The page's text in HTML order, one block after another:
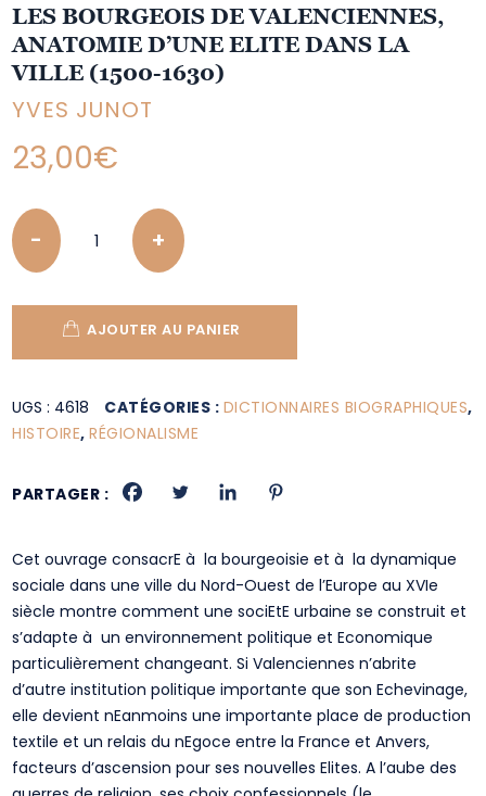
LES BOURGEOIS DE VALENCIENNES,
ANATOMIE D’UNE ELITE DANS LA
VILLE (1500-1630)
YVES JUNOT
23,00€
Quantity
AJOUTER AU PANIER
UGS : 4618 CATÉGORIES : DICTIONNAIRES BIOGRAPHIQUES,
HISTOIRE,RÉGIONALISME
PARTAGER :
Cet ouvrage consacrE à la bourgeoisie et à la dynamique
sociale dans une ville du Nord-Ouest de l’Europe au XVIe
siècle montre comment une sociEtE urbaine se construit et
s’adapte à un environnement politique et Economique
particulièrement changeant. Si Valenciennes n’abrite
d’autre institution politique importante que son Echevinage,
elle devient nEanmoins une importante place de production
textile et un relais du nEgoce entre la France et Anvers,
facteurs d’ascension pour ses nouvelles Elites. A l’aube des